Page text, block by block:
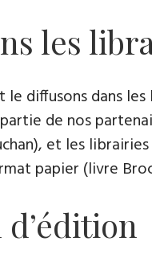
les
diffusons dans les
de nos
et les
papier (livre